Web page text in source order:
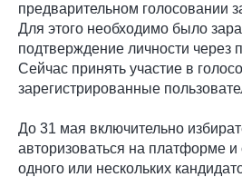
предварительном голосовании
Для этого необходимо было
подтверждение личности через
Сейчас принять участие в
зарегистрированные
До 31 мая включительно
авторизоваться на платформе и
одного или нескольких